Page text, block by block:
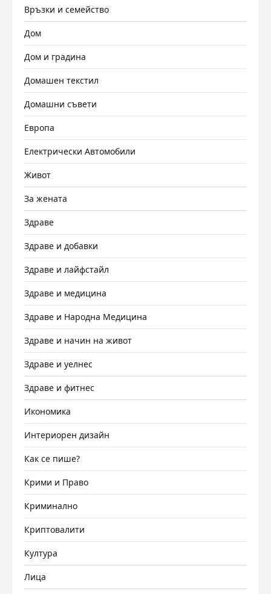
Връзки и семейство
Дом
Дом и градина
Домашен текстил
Домашни съвети
Европа
Електрически Автомобили
Живот
За жената
Здраве
Здраве и добавки
Здраве и лайфстайл
Здраве и медицина
Здраве и Народна Медицина
Здраве и начин на живот
Здраве и уелнес
Здраве и фитнес
Икономика
Интериорен дизайн
Как се пише?
Крими и Право
Криминално
Криптовалити
Култура
Лица